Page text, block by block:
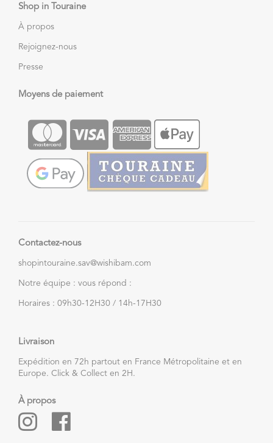
Shop in Touraine
À propos
Rejoignez-nous
Presse
Moyens de paiement
Contactez-nous
shopintouraine.sav@wishibam.com
Notre équipe : vous répond :
Horaires : 09h30-12H30 / 14h-17H30
Livraison
Expédition en 72h partout en France Métropolitaine et en
Europe. Click & Collect en 2H.
À propos